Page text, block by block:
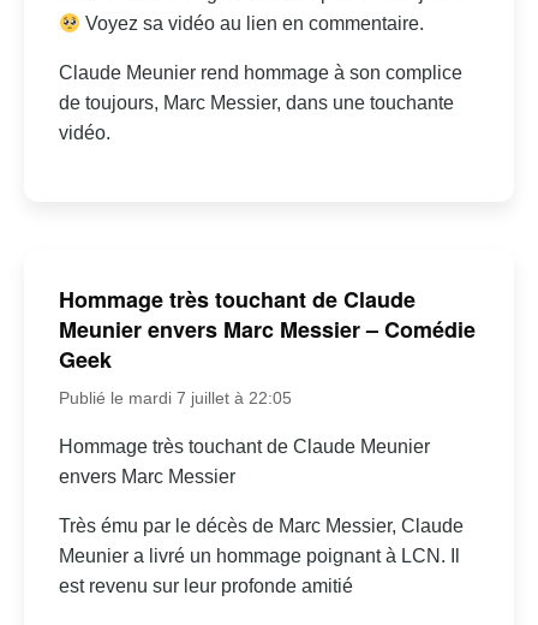
Voyez sa vidéo au lien en commentaire.
Claude Meunier rend hommage à son complice
de toujours, Marc Messier, dans une touchante
vidéo.
Hommage très touchant de Claude
Meunier envers Marc Messier – Comédie
Geek
Publié le mardi 7 juillet à 22:05
Hommage très touchant de Claude Meunier
envers Marc Messier
Très ému par le décès de Marc Messier, Claude
Meunier a livré un hommage poignant à LCN. Il
est revenu sur leur profonde amitié